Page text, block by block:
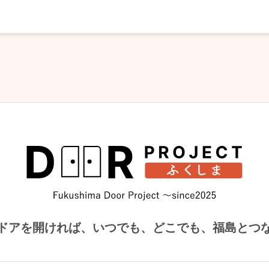
アを開ければ、 いつでも、どこでも、福島とつ